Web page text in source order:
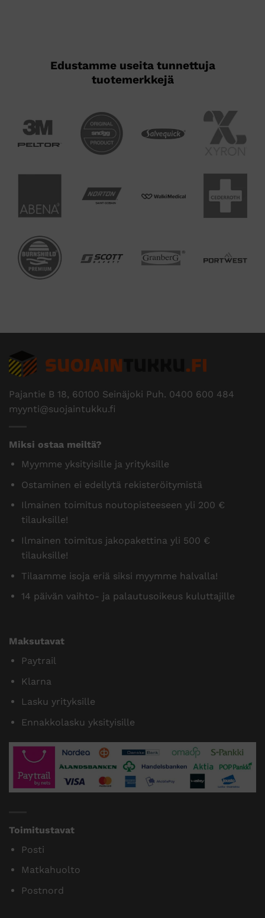
Edustamme useita tunnettuja
tuotemerkkejä
Pajantie B 18, 60100 Seinäjoki Puh. 0400 600 484
myynti@suojaintukku.fi
Miksi ostaa meiltä?
Myymme yksityisille ja yrityksille
Ostaminen ei edellytä rekisteröitymistä
Ilmainen toimitus noutopisteeseen yli 200 €
tilauksille!
Ilmainen toimitus jakopakettina yli 500 €
tilauksille!
Tilaamme isoja eriä siksi myymme halvalla!
14 päivän vaihto- ja palautusoikeus kuluttajille
Maksutavat
Paytrail
Klarna
Lasku yrityksille
Ennakkolasku yksityisille
Toimitustavat
Posti
Matkahuolto
Postnord